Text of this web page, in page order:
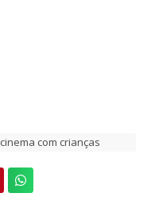
cinema com crianças